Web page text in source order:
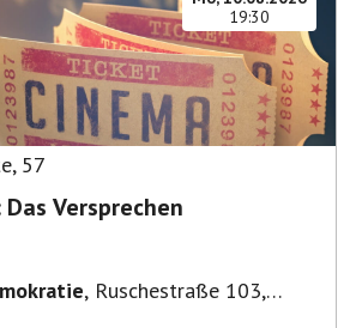
19:30
, 57
Versprechen
, Ruschestraße 103,